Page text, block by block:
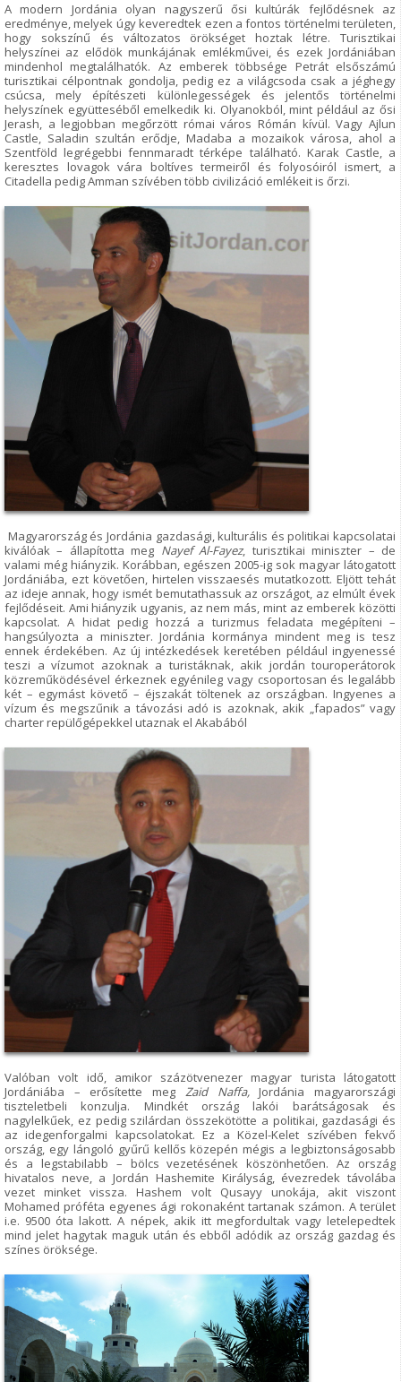
A modern Jordánia olyan nagyszerű ősi kultúrák fejlődésnek az
eredménye, melyek úgy keveredtek ezen a fontos történelmi területen,
hogy sokszínű és változatos örökséget hoztak létre. Turisztikai
helyszínei az elődök munkájának emlékművei, és ezek Jordániában
mindenhol megtalálhatók. Az emberek többsége Petrát elsőszámú
turisztikai célpontnak gondolja, pedig ez a világcsoda csak a jéghegy
csúcsa, mely építészeti különlegességek és jelentős történelmi
helyszínek együtteséből emelkedik ki. Olyanokból, mint például az ősi
Jerash, a legjobban megőrzött római város Rómán kívül. Vagy Ajlun
Castle, Saladin szultán erődje, Madaba a mozaikok városa, ahol a
Szentföld legrégebbi fennmaradt térképe található. Karak Castle, a
keresztes lovagok vára boltíves termeiről és folyosóiról ismert, a
Citadella pedig Amman szívében több civilizáció emlékeit is őrzi.
Magyarország és Jordánia gazdasági, kulturális és politikai kapcsolatai
kiválóak – állapította meg Nayef Al-Fayez, turisztikai miniszter – de
valami még hiányzik. Korábban, egészen 2005-ig sok magyar látogatott
Jordániába, ezt követően, hirtelen visszaesés mutatkozott. Eljött tehát
az ideje annak, hogy ismét bemutathassuk az országot, az elmúlt évek
fejlődéseit. Ami hiányzik ugyanis, az nem más, mint az emberek közötti
kapcsolat. A hidat pedig hozzá a turizmus feladata megépíteni –
hangsúlyozta a miniszter. Jordánia kormánya mindent meg is tesz
ennek érdekében. Az új intézkedések keretében például ingyenessé
teszi a vízumot azoknak a turistáknak, akik jordán touroperátorok
közreműködésével érkeznek egyénileg vagy csoportosan és legalább
két – egymást követő – éjszakát töltenek az országban. Ingyenes a
vízum és megszűnik a távozási adó is azoknak, akik „fapados” vagy
charter repülőgépekkel utaznak el Akabából
Valóban volt idő, amikor százötvenezer magyar turista látogatott
Jordániába – erősítette meg Zaid Naffa,Jordánia magyarországi
tiszteletbeli konzulja. Mindkét ország lakói barátságosak és
nagylelkűek, ez pedig szilárdan összekötötte a politikai, gazdasági és
az idegenforgalmi kapcsolatokat. Ez a Közel-Kelet szívében fekvő
ország, egy lángoló gyűrű kellős közepén mégis a legbiztonságosabb
és a legstabilabb – bölcs vezetésének köszönhetően. Az ország
hivatalos neve, a Jordán Hashemite Királyság, évezredek távolába
vezet minket vissza. Hashem volt Qusayy unokája, akit viszont
Mohamed próféta egyenes ági rokonaként tartanak számon. A terület
i.e. 9500 óta lakott. A népek, akik itt megfordultak vagy letelepedtek
mind jelet hagytak maguk után és ebből adódik az ország gazdag és
színes öröksége.